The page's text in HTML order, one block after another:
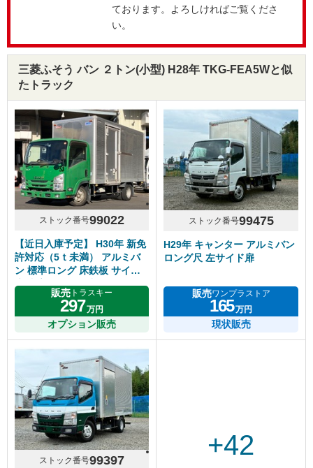
ております。よろしければご覧くださ
い。
三菱ふそう バン ２トン(小型) H28年 TKG-FEA5Wと似
たトラック
ストック番号99022
【近日入庫予定】 H30年 新免
許対応（5ｔ未満） アルミバ
ン 標準ロング 床鉄板 サイド
扉 内高218cm 5速マニュアル
いすゞエルフ
販売 トラスキー
297万円
オプション販売
ストック番号99475
H29年 キャンター アルミバン
ロング尺 左サイド扉
販売ワンプラストア
165万円
現状販売
ストック番号99397
+42